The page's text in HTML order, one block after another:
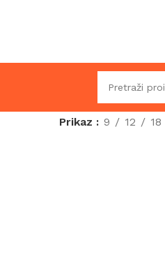
Prikaz 9 12 18